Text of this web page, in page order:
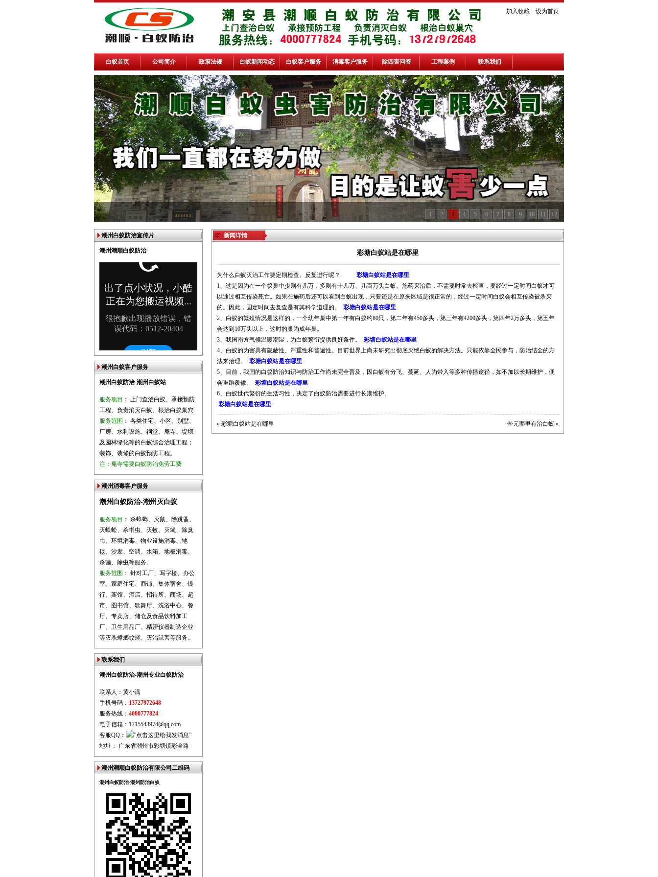
加入收藏 设为首页
白蚁首页 公司简介 政策法规 白蚁新闻动态 白蚁客户服务 消毒客户服务 除四害问答 工程案例 联系我们
1 2 3 4 5 6 7 8 9 10 11 12
潮州白蚁防治宣传片
潮州潮顺白蚁防治
潮州白蚁客户服务
潮州白蚁防治-潮州白蚁站
服务项目： 上门查治白蚁、承接预防
工程、负责消灭白蚁、根治白蚁巢穴
服务范围： 各类住宅、小区、别墅、
厂房、水利设施、祠堂、庵寺、堤坝
及园林绿化等的白蚁综合治理工程；
装饰、装修的白蚁预防工程。
注：庵寺需要白蚁防治免劳工费
潮州消毒客户服务
潮州白蚁防治-潮州灭白蚁
服务项目： 杀蟑螂、灭鼠、除跳蚤、
灭蜈蚣、杀书虫、灭蚊、灭蝇、除臭
虫、环境消毒、物业设施消毒、地
毯、沙发、空调、水箱、地板消毒、
杀菌、除虫等服务。
服务范围： 针对工厂、写字楼、办公
室、家庭住宅、商铺、集体宿舍、银
行、宾馆、酒店、招待所、商场、超
市、图书馆、歌舞厅、洗浴中心、餐
厅、专卖店、储仓及食品饮料加工
厂、卫生用品厂、精密仪器制造企业
等灭杀蟑螂蚊蝇、灭治鼠害等服务。
联系我们
潮州白蚁防治-潮州专业白蚁防治
联系人：黄小满
手机号码： 13727972648
服务热线： 4000777824
电子信箱：1715543974@qq.com
客服QQ：
地址： 广东省潮州市彩塘镇彩金路
潮州潮顺白蚁防治有限公司二维码
潮州白蚁防治-潮州防治白蚁
新闻详情
彩塘白蚁站是在哪里
为什么白蚁灭治工作要定期检查、反复进行呢？
彩塘白蚁站是在哪里
1、这是因为在一个蚁巢中少则有几万，多则有十几万、几百万头白蚁。施药灭治后，不需要时常去检查，要经过一定时间白蚁才可
以通过相互传染死亡。如果在施药后还可以看到白蚁出现，只要还是在原来区域是很正常的，经过一定时间白蚁会相互传染被杀灭
的。因此，固定时间去复查是有其科学道理的。
彩塘白蚁站是在哪里
2、白蚁的繁殖情况是这样的，一个幼年巢中第一年有白蚁约80只，第二年有450多头，第三年有4200多头，第四年2万多头，第五年
会达到10万头以上，这时的巢为成年巢。
3、我国南方气候温暖潮湿，为白蚁繁衍提供良好条件。
彩塘白蚁站是在哪里
4、白蚁的为害具有隐蔽性、严重性和普遍性。目前世界上尚未研究出彻底灭绝白蚁的解决方法。只能依靠全民参与，防治结全的方
法来治理。
彩塘白蚁站是在哪里
5、目前，我国的白蚁防治知识与防治工作尚未完全普及，因白蚁有分飞、蔓延、人为带入等多种传播途径，如不加以长期维护，便
会重蹈覆辙。
彩塘白蚁站是在哪里
6、白蚁世代繁衍的生活习性，决定了白蚁防治需要进行长期维护。
彩塘白蚁站是在哪里
« 彩塘白蚁站是在哪里 奎元哪里有治白蚁 »